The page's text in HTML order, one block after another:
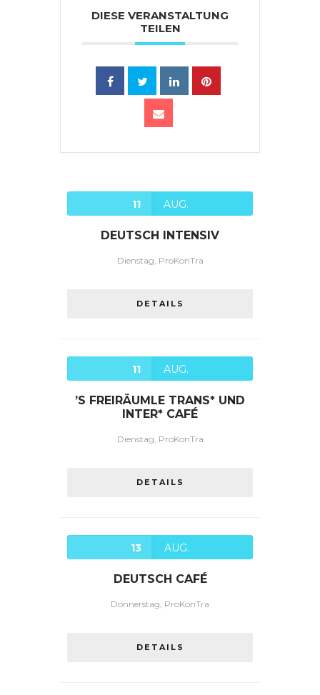
DIESE VERANSTALTUNG
TEILEN
11 AUG.
DEUTSCH INTENSIV
Dienstag, ProKonTra
DETAILS
11 AUG.
’S FREIRÄUMLE TRANS* UND
INTER* CAFÉ
Dienstag, ProKonTra
DETAILS
13 AUG.
DEUTSCH CAFÉ
Donnerstag, ProKonTra
DETAILS